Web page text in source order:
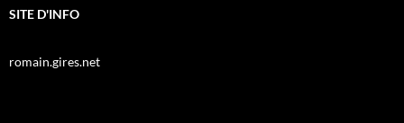
SITE D'INFO
romain.gires.net